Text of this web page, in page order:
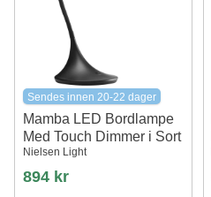
Sendes innen 20-22 dager
Mamba LED Bordlampe
Med Touch Dimmer i Sort
Nielsen Light
894 kr